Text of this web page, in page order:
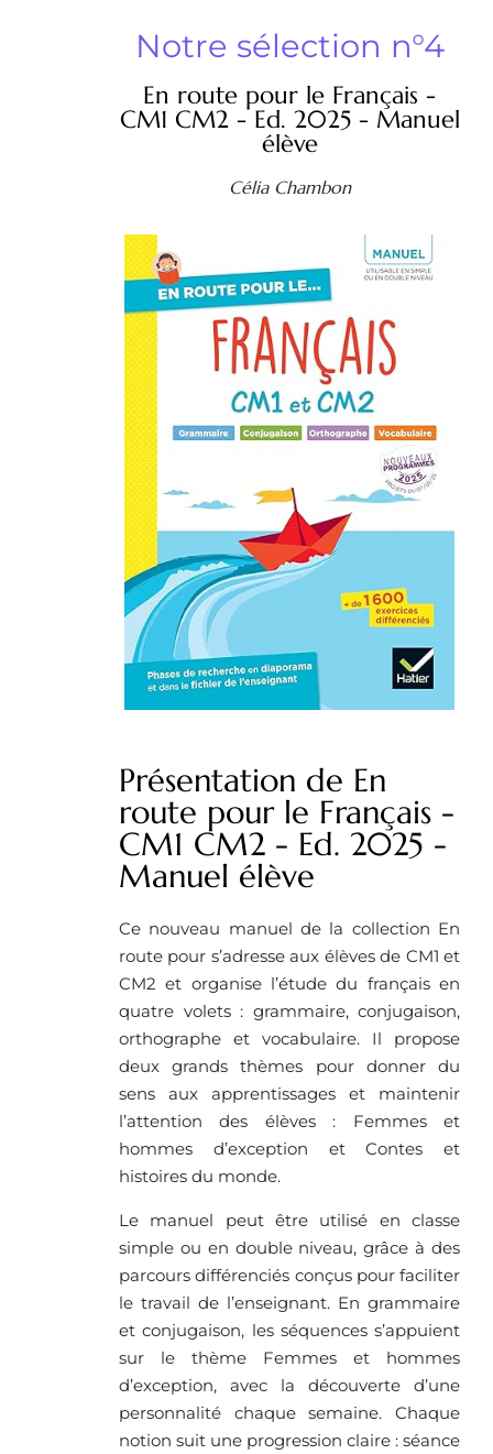
Notre sélection n°4
En route pour le Français -
CM1 CM2 - Ed. 2025 - Manuel
élève
Célia Chambon
Présentation de En
route pour le Français -
CM1 CM2 - Ed. 2025 -
Manuel élève
Ce nouveau manuel de la collection En
route pour s’adresse aux élèves de CM1 et
CM2 et organise l’étude du français en
quatre volets : grammaire, conjugaison,
orthographe et vocabulaire. Il propose
deux grands thèmes pour donner du
sens aux apprentissages et maintenir
l’attention des élèves : Femmes et
hommes d’exception et Contes et
histoires du monde.
Le manuel peut être utilisé en classe
simple ou en double niveau, grâce à des
parcours différenciés conçus pour faciliter
le travail de l’enseignant. En grammaire
et conjugaison, les séquences s’appuient
sur le thème Femmes et hommes
d’exception, avec la découverte d’une
personnalité chaque semaine. Chaque
notion suit une progression claire : séance